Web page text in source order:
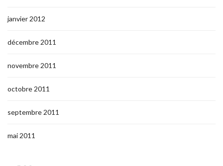
janvier 2012
décembre 2011
novembre 2011
octobre 2011
septembre 2011
mai 2011